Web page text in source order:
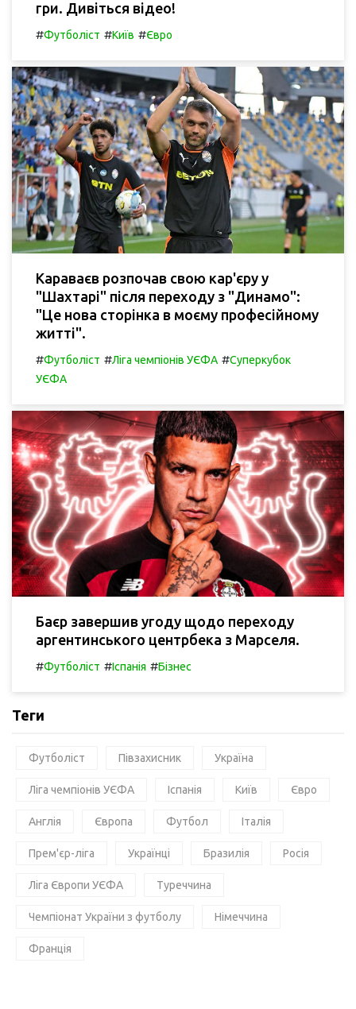
гри. Дивіться відео!
#Футболіст #Київ #Євро
Караваєв розпочав свою кар'єру у
"Шахтарі" після переходу з "Динамо":
"Це нова сторінка в моєму професійному
житті".
#Футболіст #Ліга чемпіонів УЄФА #Суперкубок
УЄФА
Баєр завершив угоду щодо переходу
аргентинського центрбека з Марселя.
#Футболіст #Іспанія #Бізнес
Теги
Футболіст Півзахисник Україна
Ліга чемпіонів УЄФА Іспанія Київ Євро
Англія Європа Футбол Італія
Прем'єр-ліга Українці Бразилія Росія
Ліга Європи УЄФА Туреччина
Чемпіонат України з футболу Німеччина
Франція